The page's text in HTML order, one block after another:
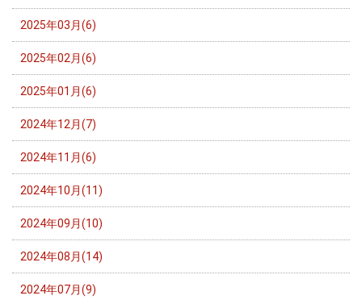
2025年03月(6)
2025年02月(6)
2025年01月(6)
2024年12月(7)
2024年11月(6)
2024年10月(11)
2024年09月(10)
2024年08月(14)
2024年07月(9)